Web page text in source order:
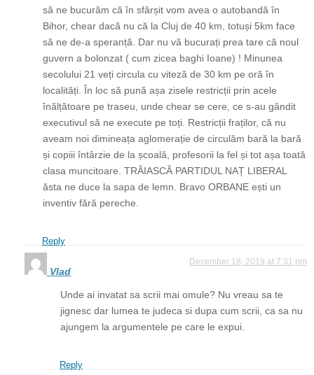
să ne bucurăm că în sfârșit vom avea o autobandă în
Bihor, chear dacă nu că la Cluj de 40 km, totuși 5km face
să ne de-a speranță. Dar nu vă bucurați prea tare că noul
guvern a bolonzat ( cum zicea baghi Ioane) ! Minunea
secolului 21 veți circula cu viteză de 30 km pe oră în
localități. În loc să pună așa zisele restricții prin acele
înălțătoare pe traseu, unde chear se cere, ce s-au gândit
executivul să ne execute pe toți. Restricții fraților, că nu
aveam noi dimineața aglomerație de circulăm bară la bară
și copiii întârzie de la școală, profesorii la fel și tot așa toată
clasa muncitoare. TRĂIASCĂ PARTIDUL NAȚ LIBERAL
ăsta ne duce la sapa de lemn. Bravo ORBANE ești un
inventiv fără pereche.
Reply
Vlad
December 18, 2019 at 7:31 pm
Unde ai invatat sa scrii mai omule? Nu vreau sa te
jignesc dar lumea te judeca si dupa cum scrii, ca sa nu
ajungem la argumentele pe care le expui.
Reply